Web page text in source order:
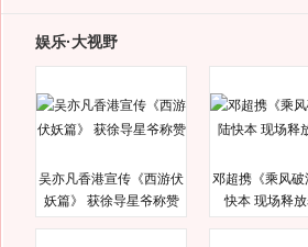
娱乐·大视野
吴亦凡香港宣传《西游伏
妖篇》 获徐导星爷称赞
邓超携《乘风破
快本 现场释